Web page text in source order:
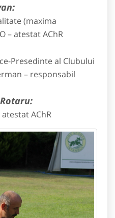
(maxima
– atestat AChR
Presedinte al Clubului
– responsabil
AChR